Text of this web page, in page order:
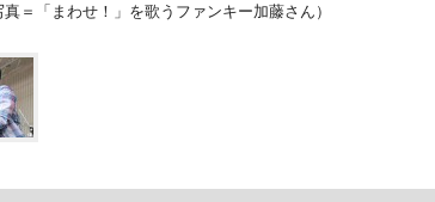
＝「まわせ！」を歌うファンキー加藤さん）